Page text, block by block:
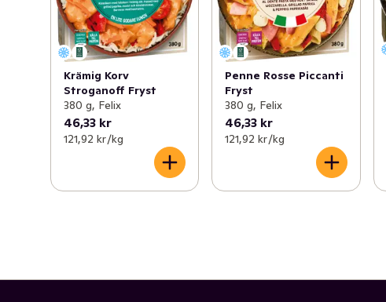
Krämig Korv
Stroganoff Fryst
380 g, Felix
46,33 kr
121,92 kr /kg
Penne Rosse Piccanti
Fryst
380 g, Felix
46,33 kr
121,92 kr /kg